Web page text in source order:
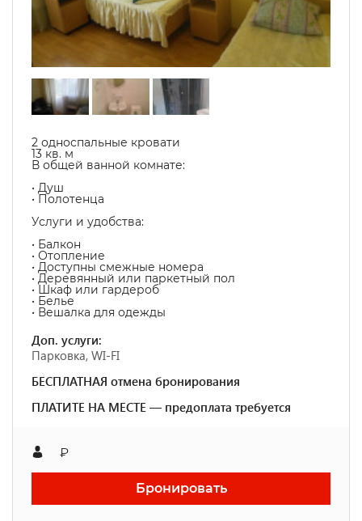
2 односпальные кровати
13 кв. м
В общей ванной комнате:
• Душ
• Полотенца
Услуги и удобства: ​
• Балкон
• Отопление
• Доступны смежные номера
• Деревянный или паркетный пол
• Шкаф или гардероб
• Белье
• Вешалка для одежды
Доп. услуги:
Парковка, WI-FI
БЕСПЛАТНАЯ отмена бронирования
ПЛАТИТЕ НА МЕСТЕ — предоплата требуется
₽
Бронировать